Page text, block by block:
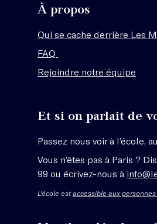
À propos
Qui se cache derrière Les
FAQ
Rejoindre notre équipe
Et si on parlait de
Passez nous voir à l’école, au
Vous n’êtes pas à Paris ?
99 ou écrivez-nous à
L'école estaccessible aux